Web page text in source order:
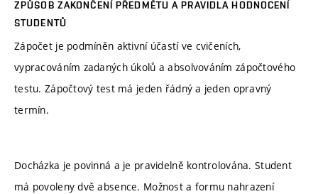
ZPŮSOB ZAKONČENÍ PŘEDMĚTU A PRAVIDLA HODNOCENÍ
STUDENTŮ
Zápočet je podmíněn aktivní účastí ve cvičeních,
vypracováním zadaných úkolů a absolvováním zápočtového
testu. Zápočtový test má jeden řádný a jeden opravný
termín.
Docházka je povinná a je pravidelně kontrolována. Student
má povoleny dvě absence. Možnost a formu nahrazení